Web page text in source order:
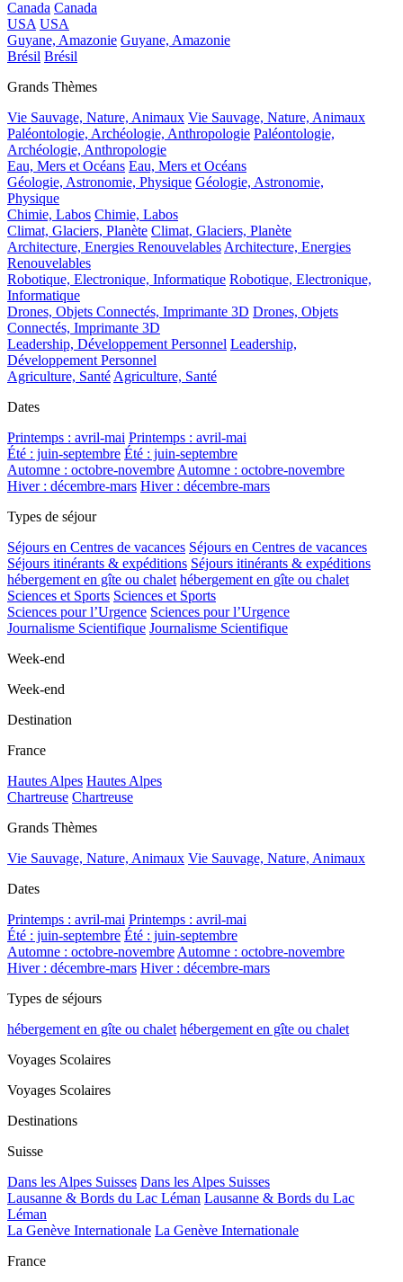
Canada Canada
USA USA
Guyane, Amazonie Guyane, Amazonie
Brésil Brésil
Grands Thèmes
Vie Sauvage, Nature, Animaux Vie Sauvage, Nature, Animaux
Paléontologie, Archéologie, Anthropologie Paléontologie,
Archéologie, Anthropologie
Eau, Mers et Océans Eau, Mers et Océans
Géologie, Astronomie, Physique Géologie, Astronomie,
Physique
Chimie, Labos Chimie, Labos
Climat, Glaciers, Planète Climat, Glaciers, Planète
Architecture, Energies Renouvelables Architecture, Energies
Renouvelables
Robotique, Electronique, Informatique Robotique, Electronique,
Informatique
Drones, Objets Connectés, Imprimante 3D Drones, Objets
Connectés, Imprimante 3D
Leadership, Développement Personnel Leadership,
Développement Personnel
Agriculture, Santé Agriculture, Santé
Dates
Printemps : avril-mai Printemps : avril-mai
Été : juin-septembre Été : juin-septembre
Automne : octobre-novembre Automne : octobre-novembre
Hiver : décembre-mars Hiver : décembre-mars
Types de séjour
Séjours en Centres de vacances Séjours en Centres de vacances
Séjours itinérants & expéditions Séjours itinérants & expéditions
hébergement en gîte ou chalet hébergement en gîte ou chalet
Sciences et Sports Sciences et Sports
Sciences pour l’Urgence Sciences pour l’Urgence
Journalisme Scientifique Journalisme Scientifique
Week-end
Week-end
Destination
France
Hautes Alpes Hautes Alpes
Chartreuse Chartreuse
Grands Thèmes
Vie Sauvage, Nature, Animaux Vie Sauvage, Nature, Animaux
Dates
Printemps : avril-mai Printemps : avril-mai
Été : juin-septembre Été : juin-septembre
Automne : octobre-novembre Automne : octobre-novembre
Hiver : décembre-mars Hiver : décembre-mars
Types de séjours
hébergement en gîte ou chalet hébergement en gîte ou chalet
Voyages Scolaires
Voyages Scolaires
Destinations
Suisse
Dans les Alpes Suisses Dans les Alpes Suisses
Lausanne & Bords du Lac Léman Lausanne & Bords du Lac
Léman
La Genève Internationale La Genève Internationale
France